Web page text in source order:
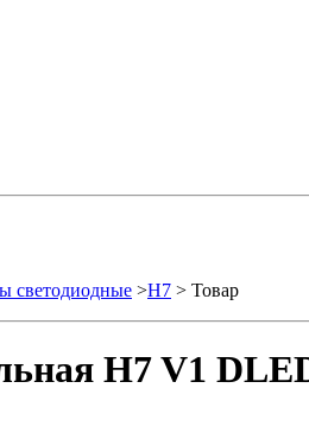
светодиодные >H7 > Товар
H7 V1